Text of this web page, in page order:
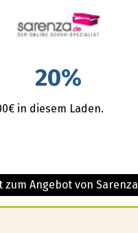
20%
in diesem Laden.
zum Angebot von Sarenza